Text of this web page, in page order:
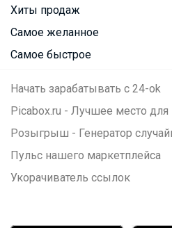
Хиты продаж
Самое желанное
Самое быстрое
Начать зарабатывать с 24-ok
Picabox.ru - Лучшее место
Розыгрыш - Генератор
Пульс нашего маркетплейса
Укорачиватель ссылок